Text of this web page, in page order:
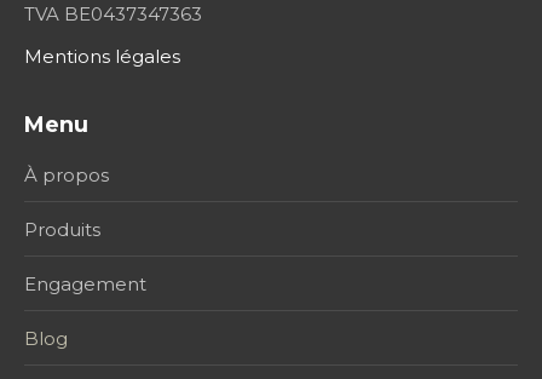
TVA BE0437347363
Mentions légales
Menu
À propos
Produits
Engagement
Blog